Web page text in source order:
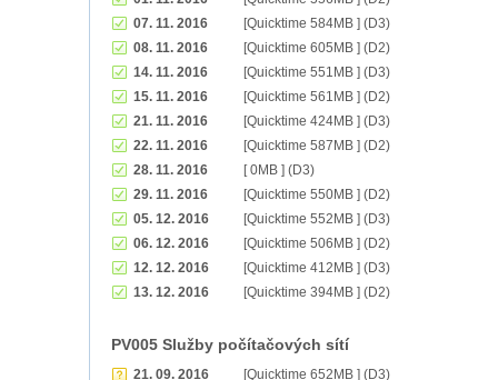
07. 11. 2016
[Quicktime 584MB ] (D3)
08. 11. 2016
[Quicktime 605MB ] (D2)
14. 11. 2016
[Quicktime 551MB ] (D3)
15. 11. 2016
[Quicktime 561MB ] (D2)
21. 11. 2016
[Quicktime 424MB ] (D3)
22. 11. 2016
[Quicktime 587MB ] (D2)
28. 11. 2016
[ 0MB ] (D3)
29. 11. 2016
[Quicktime 550MB ] (D2)
05. 12. 2016
[Quicktime 552MB ] (D3)
06. 12. 2016
[Quicktime 506MB ] (D2)
12. 12. 2016
[Quicktime 412MB ] (D3)
13. 12. 2016
[Quicktime 394MB ] (D2)
PV005 Služby počítačových sítí
21. 09. 2016
[Quicktime 652MB ] (D3)